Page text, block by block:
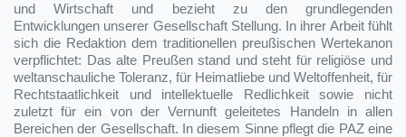
und Wirtschaft und bezieht zu den grundlegenden
Entwicklungen unserer Gesellschaft Stellung. In ihrer Arbeit fühlt
sich die Redaktion dem traditionellen preußischen Wertekanon
verpflichtet: Das alte Preußen stand und steht für religiöse und
weltanschauliche Toleranz, für Heimatliebe und Weltoffenheit, für
Rechtstaatlichkeit und intellektuelle Redlichkeit sowie nicht
zuletzt für ein von der Vernunft geleitetes Handeln in allen
Bereichen der Gesellschaft. In diesem Sinne pflegt die PAZ eine